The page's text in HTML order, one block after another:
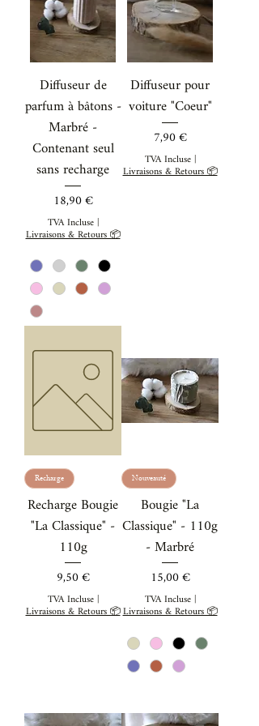
Diffuseur de
parfum à bâtons -
Marbré -
Contenant seul
sans recharge
Prix
18,90 €
TVA Incluse|
Livraisons & Retours 📦
Diffuseur pour
voiture "Coeur"
Prix
7,90 €
TVA Incluse|
Livraisons & Retours 📦
Recharge
Recharge Bougie
"La Classique" -
110g
Prix
9,50 €
TVA Incluse|
Livraisons & Retours 📦
Nouveauté
Bougie "La
Classique" - 110g
- Marbré
Prix
15,00 €
TVA Incluse|
Livraisons & Retours 📦